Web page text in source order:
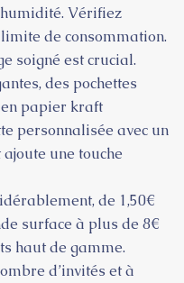
Vérifiez
de consommation.
soigné est crucial.
des pochettes
papier kraft
personnalisée avec un
une touche
de 1,50€
surface à plus de 8€
haut de gamme.
d’invités et à